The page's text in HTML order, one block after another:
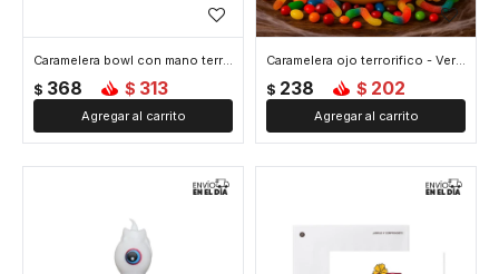
Caramelera bowl con mano terrorifica - Naranja
$ 368 $ 313
Caramelera ojo terrorifico - Verde
$ 238 $ 202